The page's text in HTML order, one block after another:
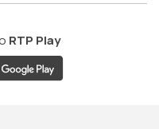
RTP Play